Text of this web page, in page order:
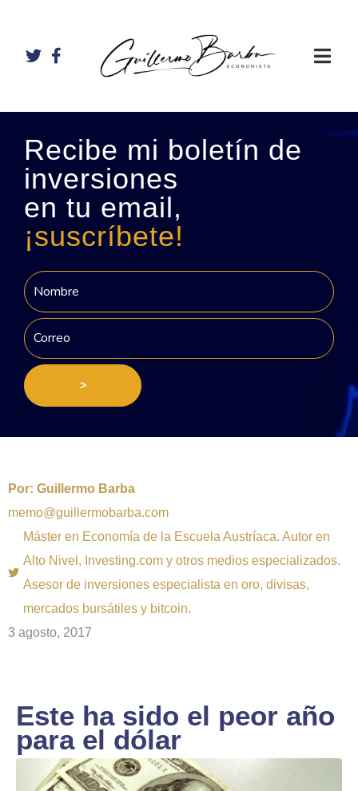
Recibe mi boletín de
inversiones
en tu email,
¡suscríbete!
>
Por: Guillermo Barba
memo@guillermobarba.com
Máster en Economía de la Escuela Austríaca. Autor en
Alto Nivel, Investing.com y otros medios especializados.
Asesor de inversiones especialista en oro, divisas,
mercados bursátiles y bitcoin.
3 agosto, 2017
Este ha sido el peor año
para el dólar